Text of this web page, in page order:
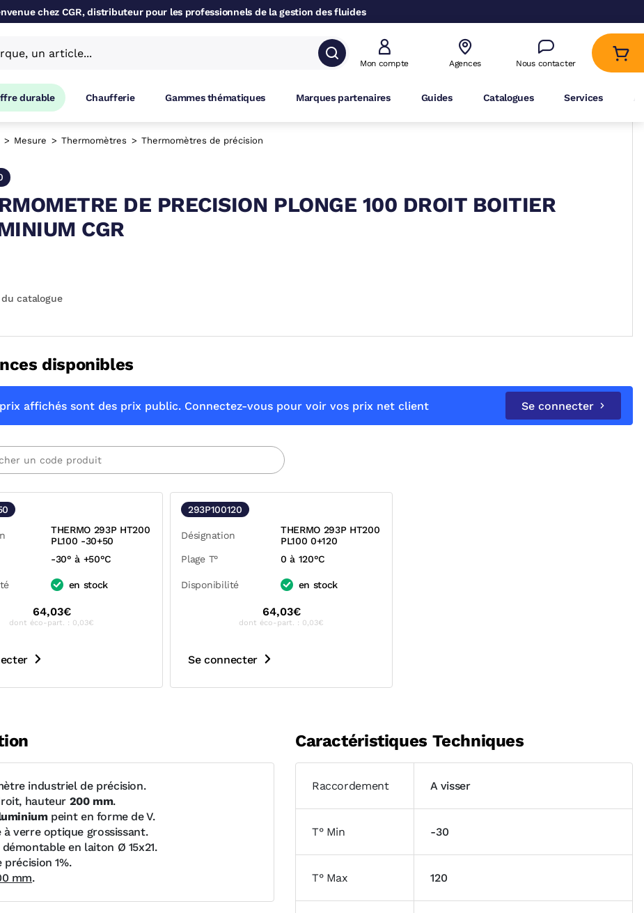
chez CGR, distributeur pour les professionnels de la gestion des fluides
Mon compte Agences Nous contacter
durable Chaufferie Gammes thématiques Marques partenaires Guides Catalogues Services
Mesure Thermomètres Thermomètres de précision
DE PRECISION PLONGE 100 DROIT BOITIER
CGR
du catalogue
disponibles
affichés sont des prix public. Connectez-vous pour voir vos prix net client Se connecter
THERMO 293P HT200
PL100 -30+50
-30° à +50°C
en stock
64,03€
dont éco-part. : 0,03€
293P100120
Désignation
THERMO 293P HT200
PL100 0+120
Plage T°
0 à 120°C
Disponibilité en stock
64,03€
dont éco-part. : 0,03€
Se connecter
industriel de précision.
hauteur 200 mm.
peint en forme de V.
à verre optique grossissant.
en laiton Ø 15x21.
précision 1%.
mm.
Caractéristiques Techniques
Raccordement A visser
T° Min -30
T° Max 120